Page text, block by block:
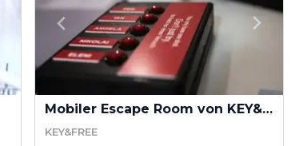
Mobiler Escape Room von KEY&FREE
KEY&FREE